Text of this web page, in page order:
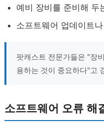
예비 장비를 준비해 두
소프트웨어 업데이트
팟캐스트 전문가들은 "장
용하는 것이 중요하다"고
소프트웨어 오류 해